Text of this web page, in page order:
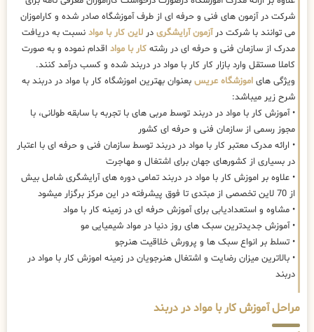
شرکت در آزمون های فنی و حرفه ای از طرف آموزشگاه صادر شده و کاراموزان
می توانند با شرکت درآزمون آرایشگری در لاین کار با مواد نسبت به دریافت
مدرک از سازمان فنی و حرفه ای در رشته کار با مواد اقدام نموده و به صورت
کاملا مستقل وارد بازار کار کار با مواد در دربند شده و کسب درآمد کنند.
ویژگی های اموزشگاه عریس بعنوان بهترین اموزشگاه کار با مواد در دربند به
شرح زیر میباشد:
• آموزش کار با مواد در دربند توسط مربی های با تجربه با سابقه طولانی، با
مجوز رسمی از سازمان فنی و حرفه ای کشور
• ارائه مدرک معتبر کار با مواد در دربند توسط سازمان فنی و حرفه ای با اعتبار
در بسیاری از کشورهای جهان برای اشتغال و مهاجرت
• علاوه بر اموزش کار با مواد در دربند تمامی دوره های آرایشگری شامل بیش
از 70 لاین تخصصی از مبتدی تا فوق پیشرفته در این مرکز برگزار میشود
• مشاوه و استعدادیابی برای آموزش حرفه ای در زمینه کار با مواد
• آموزش جدیدترین سبک های روز دنیا در مواد شیمیایی مو
• تسلط بر انواع سبک ها و پرورش خلاقیت هنرجو
• بالاترین میزان رضایت و اشتغال هنرجویان در زمینه اموزش کار با مواد در
دربند
مراحل آموزش کار با مواد در دربند